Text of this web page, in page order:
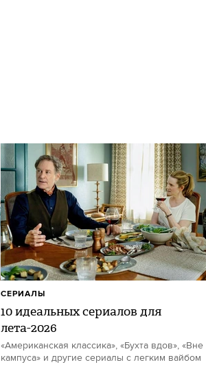
10 идеальных сериалов для
лета-2026
«Американская классика», «Бухта вдов», «Вне
кампуса» и другие сериалы с легким вайбом
СЕРИАЛЫ